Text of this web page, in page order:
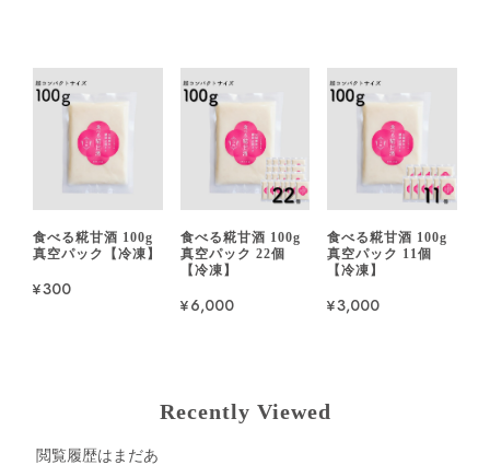
食べる糀甘酒 100g
真空パック【冷凍】
¥300
食べる糀甘酒 100g
真空パック 22個
【冷凍】
¥6,000
食べる糀甘酒 100g
真空パック 11個
【冷凍】
¥3,000
Recently Viewed
閲覧履歴はまだあ